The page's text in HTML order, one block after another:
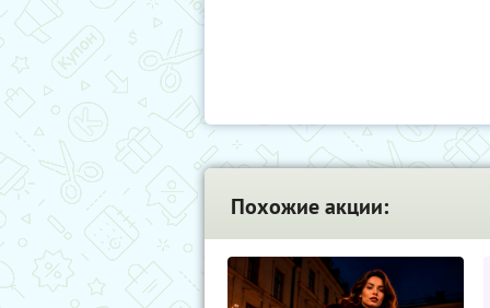
Похожие акции: